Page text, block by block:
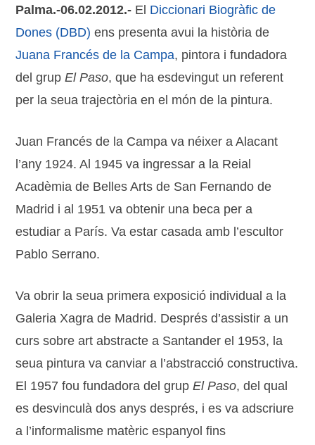
Palma.-06.02.2012.- El Diccionari Biogràfic de
Dones (DBD) ens presenta avui la història de
Juana Francés de la Campa, pintora i fundadora
del grupEl Paso, que ha esdevingut un referent
per la seua trajectòria en el món de la pintura.
Juan Francés de la Campa va néixer a Alacant
l’any 1924. Al 1945 va ingressar a la Reial
Acadèmia de Belles Arts de San Fernando de
Madrid i al 1951 va obtenir una beca per a
estudiar a París. Va estar casada amb l’escultor
Pablo Serrano.
Va obrir la seua primera exposició individual a la
Galeria Xagra de Madrid. Després d’assistir a un
curs sobre art abstracte a Santander el 1953, la
seua pintura va canviar a l’abstracció constructiva.
El 1957 fou fundadora del grupEl Paso, del qual
es desvinculà dos anys després, i es va adscriure
a l’informalisme matèric espanyol fins